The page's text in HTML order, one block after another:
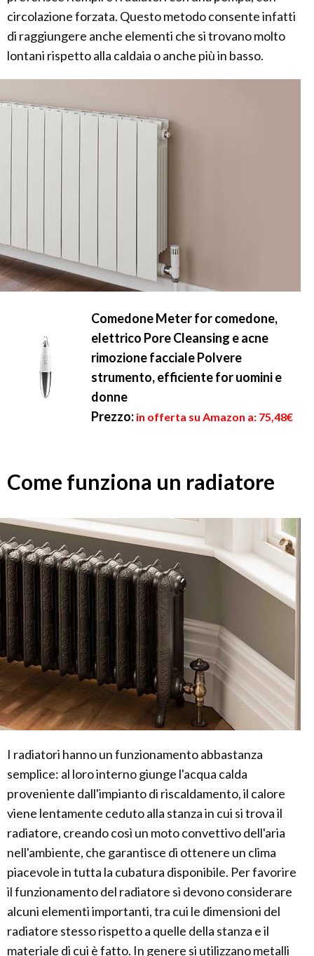
circolazione forzata. Questo metodo consente infatti
di raggiungere anche elementi che si trovano molto
lontani rispetto alla caldaia o anche più in basso.
Comedone Meter for comedone,
elettrico Pore Cleansing e acne
rimozione facciale Polvere
strumento, efficiente for uomini e
donne
Prezzo: in offerta su Amazon a: 75,48€
Come funziona un radiatore
I radiatori hanno un funzionamento abbastanza
semplice: al loro interno giunge l'acqua calda
proveniente dall'impianto di riscaldamento, il calore
viene lentamente ceduto alla stanza in cui si trova il
radiatore, creando così un moto convettivo dell'aria
nell'ambiente, che garantisce di ottenere un clima
piacevole in tutta la cubatura disponibile. Per favorire
il funzionamento del radiatore si devono considerare
alcuni elementi importanti, tra cui le dimensioni del
radiatore stesso rispetto a quelle della stanza e il
materiale di cui è fatto. In genere si utilizzano metalli